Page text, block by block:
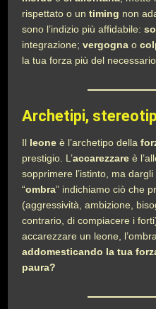
rispettato o untiming non
sono l’indizio più affidabile:
integrazione;vergogna o
la tua forza più del necessario.
Archetipi,
Il leone è l’archetipo della
prestigio. L’accarezzare è
sopprimere l’istinto, ma
“ombra” indichiamo ciò che
(aggressività, ambizione,
contrario, di compiacere i
accarezzare un leone,
addomesticando la tua
paura?